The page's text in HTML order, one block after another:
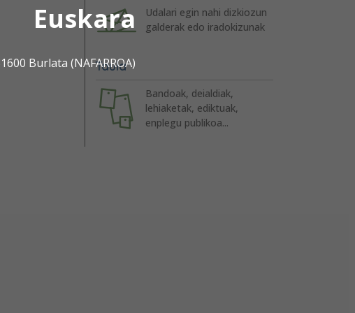
Euskara
Burlata (NAFARROA)
Udalari egin nahi dizkiozun
galderak edo iradokizunak
Taula
Bandoak, deialdiak,
lehiaketak, ediktuak,
enplegu publikoa...